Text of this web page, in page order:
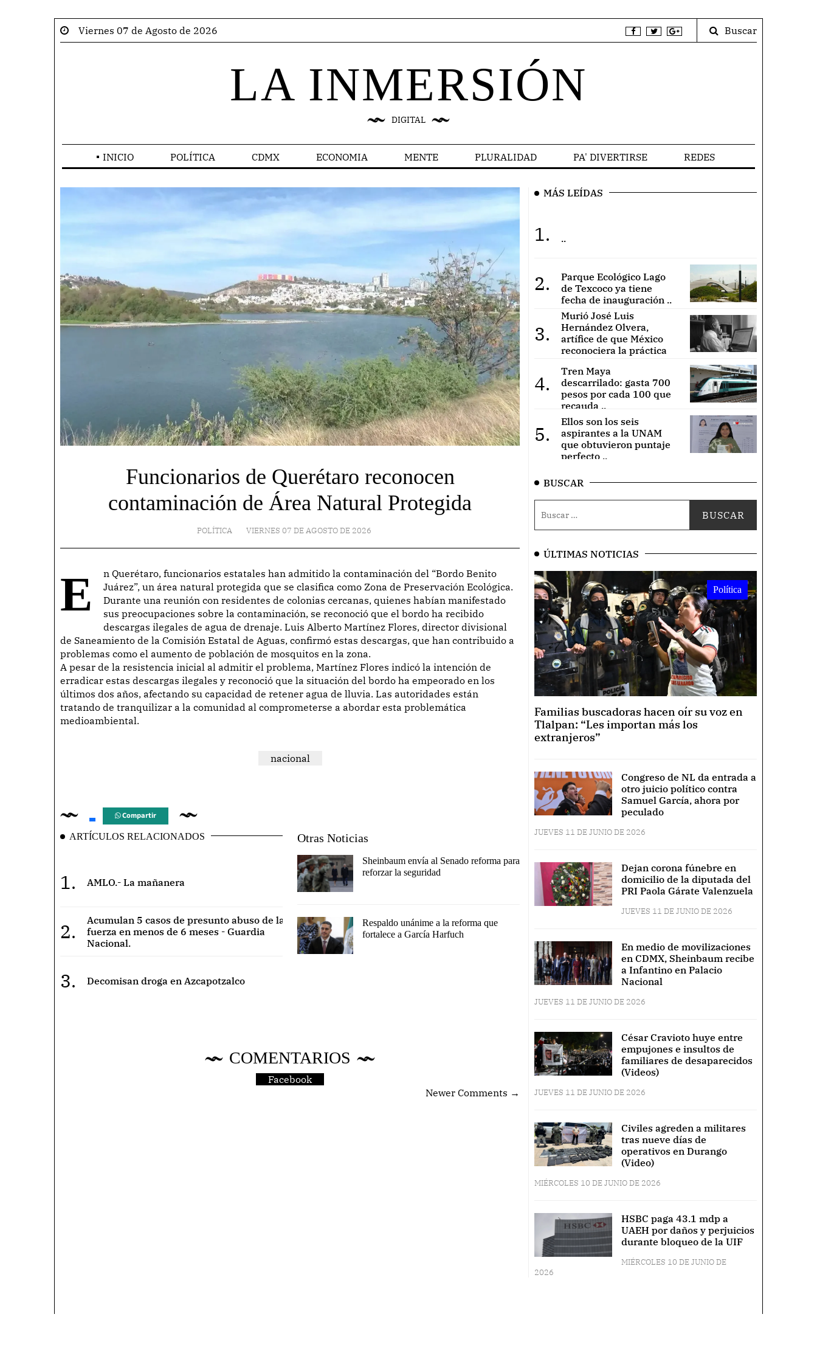
Viernes 07 de Agosto de 2026 Buscar
LA INMERSIÓN
DIGITAL
INICIO POLÍTICA CDMX ECONOMIA MENTE PLURALIDAD PA' DIVERTIRSE REDES
Funcionarios de Querétaro reconocen
contaminación de Área Natural Protegida
POLÍTICA VIERNES 07 DE AGOSTO DE 2026
En Querétaro, funcionarios estatales han admitido la contaminación del “Bordo Benito
Juárez”, un área natural protegida que se clasifica como Zona de Preservación Ecológica.
Durante una reunión con residentes de colonias cercanas, quienes habían manifestado
sus preocupaciones sobre la contaminación, se reconoció que el bordo ha recibido
descargas ilegales de agua de drenaje. Luis Alberto Martínez Flores, director divisional
de Saneamiento de la Comisión Estatal de Aguas, confirmó estas descargas, que han contribuido a
problemas como el aumento de población de mosquitos en la zona.
A pesar de la resistencia inicial al admitir el problema, Martínez Flores indicó la intención de
erradicar estas descargas ilegales y reconoció que la situación del bordo ha empeorado en los
últimos dos años, afectando su capacidad de retener agua de lluvia. Las autoridades están
tratando de tranquilizar a la comunidad al comprometerse a abordar esta problemática
medioambiental.
nacional
Compartir
ARTÍCULOS RELACIONADOS
1. AMLO.- La mañanera
2.
Acumulan 5 casos de presunto abuso de la
fuerza en menos de 6 meses - Guardia
Nacional.
3. Decomisan droga en Azcapotzalco
Otras Noticias
Sheinbaum envía al Senado reforma para
reforzar la seguridad
Respaldo unánime a la reforma que
fortalece a García Harfuch
COMENTARIOS
Facebook
Newer Comments →
MÁS LEÍDAS
1. ..
2.
Parque Ecológico Lago
de Texcoco ya tiene
fecha de inauguración ..
3.
Murió José Luis
Hernández Olvera,
artífice de que México
reconociera la práctica
4.
Tren Maya
descarrilado: gasta 700
pesos por cada 100 que
recauda ..
5.
Ellos son los seis
aspirantes a la UNAM
que obtuvieron puntaje
perfecto ..
BUSCAR
ÚLTIMAS NOTICIAS
Política
Familias buscadoras hacen oír su voz en
Tlalpan: “Les importan más los
extranjeros”
Congreso de NL da entrada a
otro juicio político contra
Samuel García, ahora por
peculado
JUEVES 11 DE JUNIO DE 2026
Dejan corona fúnebre en
domicilio de la diputada del
PRI Paola Gárate Valenzuela
JUEVES 11 DE JUNIO DE 2026
En medio de movilizaciones
en CDMX, Sheinbaum recibe
a Infantino en Palacio
Nacional
JUEVES 11 DE JUNIO DE 2026
César Cravioto huye entre
empujones e insultos de
familiares de desaparecidos
(Videos)
JUEVES 11 DE JUNIO DE 2026
Civiles agreden a militares
tras nueve días de
operativos en Durango
(Video)
MIÉRCOLES 10 DE JUNIO DE 2026
HSBC paga 43.1 mdp a
UAEH por daños y perjuicios
durante bloqueo de la UIF
MIÉRCOLES 10 DE JUNIO DE
2026